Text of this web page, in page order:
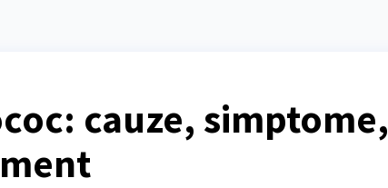
cauze, simptome,